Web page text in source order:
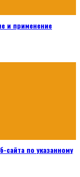
и применение
сайта по указанному